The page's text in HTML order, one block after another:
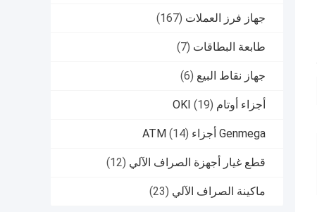
جهاز فرز العملات (167)
طابعة البطاقات (7)
جهاز نقاط البيع (6)
أجزاء أوتام OKI (19)
Genmega أجزاء ATM (14)
قطع غيار أجهزة الصراف الآلي (12)
ماكينة الصراف الآلي (23)